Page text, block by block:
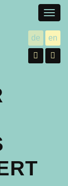
de utsch
en